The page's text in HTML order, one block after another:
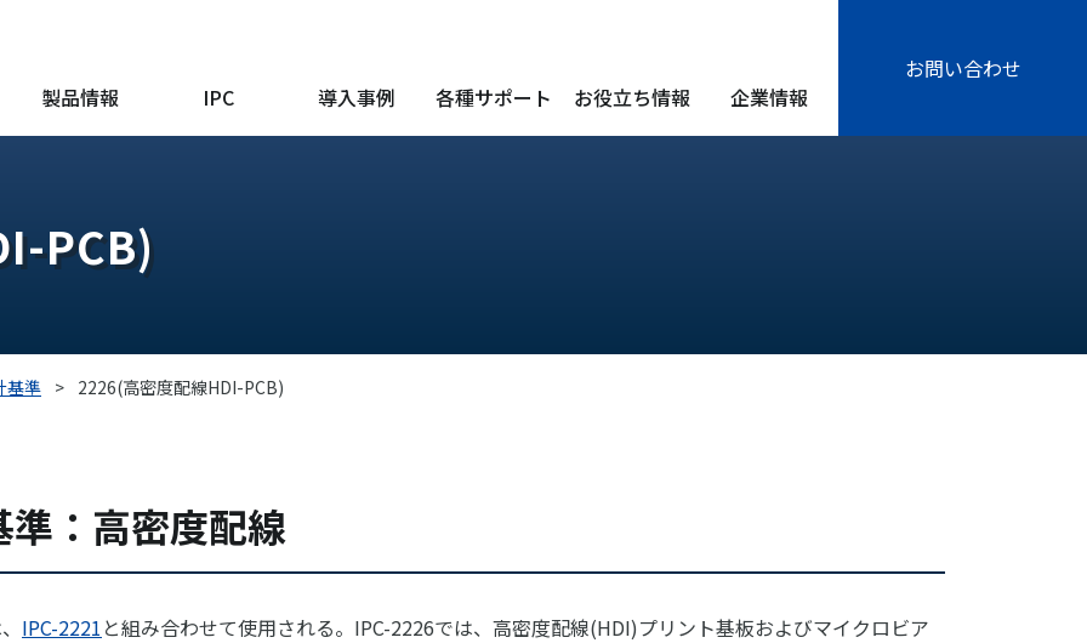
製品情報 IPC 導入事例 各種サポート お役立ち情報 企業情報
お問い合わせ
PCB)
基準 > 2226(高密度配線HDI-PCB)
：高密度配線
IPC-2221 と組み合わせて使用される。IPC-2226では、高密度配線(HDI)プリント基板およびマイクロビア